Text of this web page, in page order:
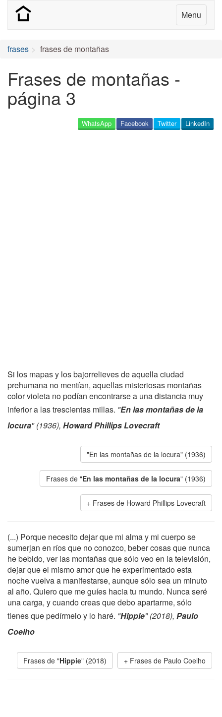
Menu
frases frases de montañas
Frases de montañas -
página 3
LinkedIn
Twitter
Facebook
WhatsApp
Si los mapas y los bajorrelieves de aquella ciudad
prehumana no mentían, aquellas misteriosas montañas
color violeta no podían encontrarse a una distancia muy
inferior a las trescientas millas. "En las montañas de la
locura" (1936), Howard Phillips Lovecraft
"En las montañas de la locura" (1936)
Frases de "En las montañas de la locura" (1936)
Frases de Howard Phillips Lovecraft
(...) Porque necesito dejar que mi alma y mi cuerpo se
sumerjan en ríos que no conozco, beber cosas que nunca
he bebido, ver las montañas que sólo veo en la televisión,
dejar que el mismo amor que he experimentado esta
noche vuelva a manifestarse, aunque sólo sea un minuto
al año. Quiero que me guíes hacia tu mundo. Nunca seré
una carga, y cuando creas que debo apartarme, sólo
tienes que pedírmelo y lo haré. "Hippie" (2018), Paulo
Coelho
Frases de "Hippie" (2018) Frases de Paulo Coelho